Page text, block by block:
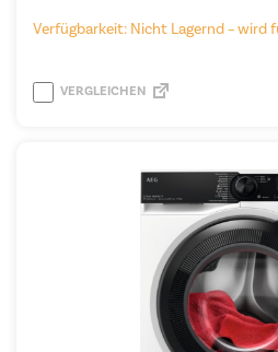
Verfügbarkeit: Nicht Lagernd – wird
VERGLEICHEN